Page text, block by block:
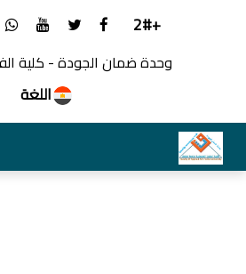
+2#
وحدة ضمان الجودة - كلية
اللغة